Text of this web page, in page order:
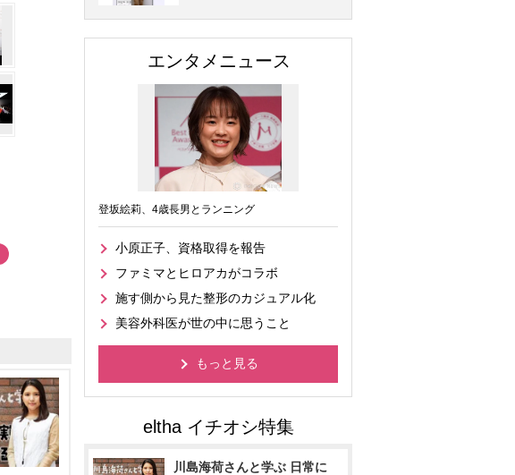
エンタメニュース
登坂絵莉、4歳長男とランニング
小原正子、資格取得を報告
ファミマとヒロアカがコラボ
施す側から見た整形のカジュアル化
美容外科医が世の中に思うこと
もっと見る
川島海荷さんと学ぶ 日常に